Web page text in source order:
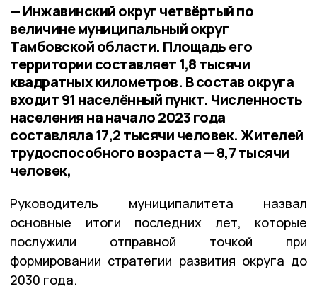
— Инжавинский округ четвёртый по
величине муниципальный округ
Тамбовской области. Площадь его
территории составляет 1,8 тысячи
квадратных километров. В состав округа
входит 91 населённый пункт. Численность
населения на начало 2023 года
составляла 17,2 тысячи человек. Жителей
трудоспособного возраста — 8,7 тысячи
человек,
Руководитель муниципалитета назвал
основные итоги последних лет, которые
послужили отправной точкой при
формировании стратегии развития округа до
2030 года.